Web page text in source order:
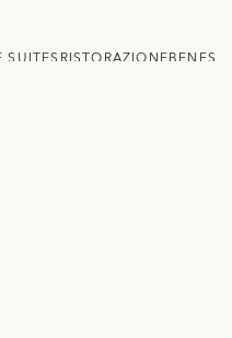
SUITESRISTORAZIONE